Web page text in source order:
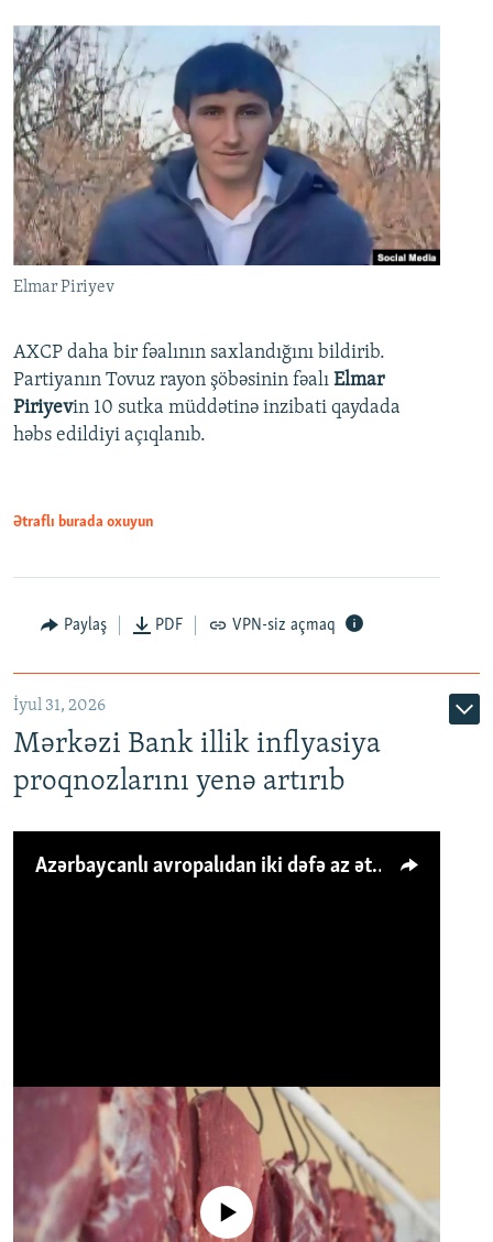
Elmar Piriyev
AXCP daha bir fəalının saxlandığını bildirib.
Partiyanın Tovuz rayon şöbəsinin fəalı Elmar
Piriyevin 10 sutka müddətinə inzibati qaydada
həbs edildiyi açıqlanıb.
Ətraflı burada oxuyun
Paylaş PDF VPN-siz açmaq
İyul 31, 2026
Mərkəzi Bank illik inflyasiya
proqnozlarını yenə artırıb
Azərbaycanlı avropalıdan iki dəfə az ət yeyir, amma... 'Qiymət artımı qaçılmazdır'
No media source currently available